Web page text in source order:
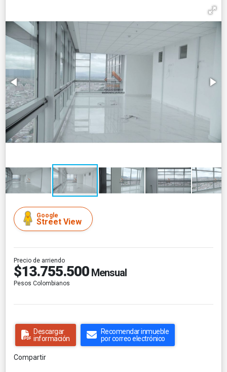
Google
Street View
Precio de arriendo
$13.755.500 Mensual
Pesos Colombianos
Descargar
información
Recomendar inmueble
por correo electrónico
Compartir